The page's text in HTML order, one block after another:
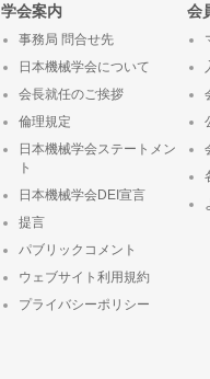
学会案内
事務局 問合せ先
日本機械学会について
会長就任のご挨拶
倫理規定
日本機械学会ステートメン
ト
日本機械学会DEI宣言
提言
パブリックコメント
ウェブサイト利用規約
プライバシーポリシー
会